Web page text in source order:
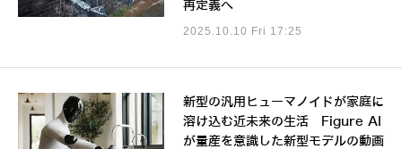
再定義へ
2025.10.10 Fri 17:25
新型の汎用ヒューマノイドが家庭に
溶け込む近未来の生活 Figure AI
が量産を意識した新型モデルの動画